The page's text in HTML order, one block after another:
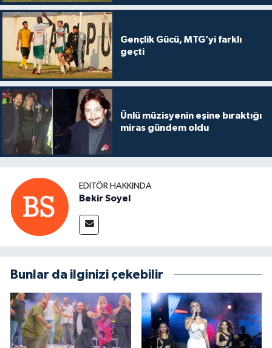
Gençlik Gücü, MTG’yi farklı
geçti
Ünlü müzisyenin eşine bıraktığı
miras gündem oldu
EDITÖR HAKKINDA
Bekir Soyel
Bunlar da ilginizi çekebilir